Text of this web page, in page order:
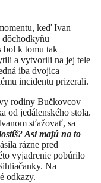
keď Ivan
bol k tomu tak
a vytvorili na jej tele
iba dvojica
incidentu prizerali.
rodiny Bučkovcov
od jedálenského stola.
sťažovať, sa
Asi majú na to
rázne pred
vyjadrenie pobúrilo
Na
odkazy.